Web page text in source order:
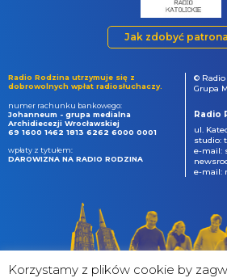
Jak zdobyć
Radio Rodzina utrzymuje się z
dobrowolnych wpłat radiosłuchaczy.
numer rachunku bankowego:
Johanneum - grupa medialna
Archidiecezji Wrocławskiej
69 1600 1462 1813 6262 6000 0001
wpłaty z tytułem:
DAROWIZNA NA RADIO RODZINA
© Radio
Grupa
Radio
ul.
studio:
e-mail:
e-mail:
Korzystamy z plików cookie by